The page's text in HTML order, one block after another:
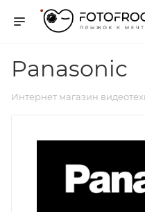
Panasonic
Интернет магазин